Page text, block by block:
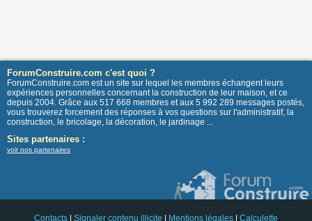
ForumConstruire.com c'est quoi ?
ForumConstruire.com est un site sur lequel les membres échangent leurs
expériences personnelles concernant la construction de leur maison, et ce
depuis 2004. Grâce aux 517 668 membres et aux 5 992 289 messages postés,
vous trouverez forcement des réponses à vos questions sur l'administratif, la
construction, le bricolage, la décoration, le jardinage ...
Sites partenaires :
voir nos partenaires
Contacts Signaler contenu illicite Mentions légales Calculette